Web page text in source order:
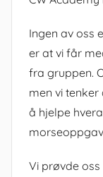
Ingen av oss
er at vi får
fra gruppen.
men vi
å hjelpe
Vi prøvde oss